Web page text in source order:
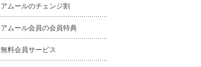
アムールのチェンジ割
アムール会員の会員特典
無料会員サービス